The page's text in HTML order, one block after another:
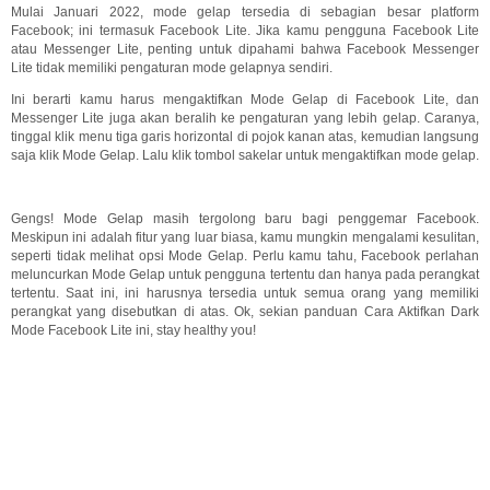
Mulai Januari 2022, mode gelap tersedia di sebagian besar platform
Facebook; ini termasuk Facebook Lite. Jika kamu pengguna Facebook Lite
atau Messenger Lite, penting untuk dipahami bahwa Facebook Messenger
Lite tidak memiliki pengaturan mode gelapnya sendiri.
Ini berarti kamu harus mengaktifkan Mode Gelap di Facebook Lite, dan
Messenger Lite juga akan beralih ke pengaturan yang lebih gelap. Caranya,
tinggal klik menu tiga garis horizontal di pojok kanan atas, kemudian langsung
saja klik Mode Gelap. Lalu klik tombol sakelar untuk mengaktifkan mode gelap.
Gengs! Mode Gelap masih tergolong baru bagi penggemar Facebook.
Meskipun ini adalah fitur yang luar biasa, kamu mungkin mengalami kesulitan,
seperti tidak melihat opsi Mode Gelap. Perlu kamu tahu, Facebook perlahan
meluncurkan Mode Gelap untuk pengguna tertentu dan hanya pada perangkat
tertentu. Saat ini, ini harusnya tersedia untuk semua orang yang memiliki
perangkat yang disebutkan di atas. Ok, sekian panduan Cara Aktifkan Dark
Mode Facebook Lite ini, stay healthy you!